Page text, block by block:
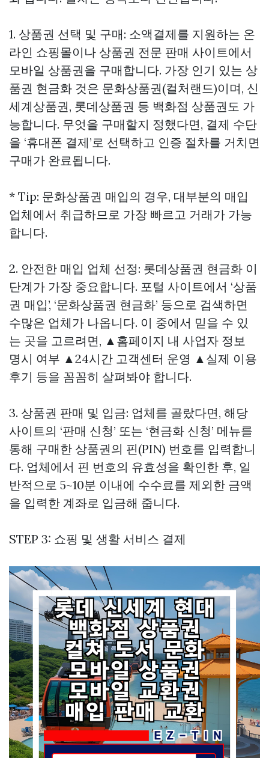
1. 상품권 선택 및 구매: 소액결제를 지원하는 온
라인 쇼핑몰이나 상품권 전문 판매 사이트에서
모바일 상품권을 구매합니다. 가장 인기 있는 상
품권 현금화 것은 문화상품권(컬처랜드)이며, 신
세계상품권, 롯데상품권 등 백화점 상품권도 가
능합니다. 무엇을 구매할지 정했다면, 결제 수단
을 ‘휴대폰 결제’로 선택하고 인증 절차를 거치면
구매가 완료됩니다.
* Tip: 문화상품권 매입의 경우, 대부분의 매입
업체에서 취급하므로 가장 빠르고 거래가 가능
합니다.
2. 안전한 매입 업체 선정: 롯데상품권 현금화 이
단계가 가장 중요합니다. 포털 사이트에서 ‘상품
권 매입’, ‘문화상품권 현금화’ 등으로 검색하면
수많은 업체가 나옵니다. 이 중에서 믿을 수 있
는 곳을 고르려면, ▲홈페이지 내 사업자 정보
명시 여부 ▲24시간 고객센터 운영 ▲실제 이용
후기 등을 꼼꼼히 살펴봐야 합니다.
3. 상품권 판매 및 입금: 업체를 골랐다면, 해당
사이트의 ‘판매 신청’ 또는 ‘현금화 신청’ 메뉴를
통해 구매한 상품권의 핀(PIN) 번호를 입력합니
다. 업체에서 핀 번호의 유효성을 확인한 후, 일
반적으로 5~10분 이내에 수수료를 제외한 금액
을 입력한 계좌로 입금해 줍니다.
STEP 3: 쇼핑 및 생활 서비스 결제